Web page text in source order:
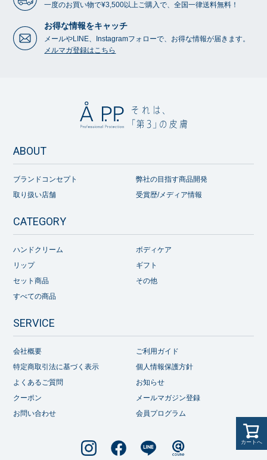
一度のお買い物で¥3,500以上ご購入で、全国一律送料無料！
お得な情報をキャッチ
メールやLINE、Instagramフォローで、お得な情報が届きます。
メルマガ登録はこちら
ABOUT
ブランドコンセプト
弊社の目指す商品開発
取り扱い店舗
受賞歴/メディア情報
CATEGORY
ハンドクリーム
ボディケア
リップ
ギフト
セット商品
その他
すべての商品
SERVICE
会社概要
ご利用ガイド
特定商取引法に基づく表示
個人情報保護方針
よくあるご質問
お知らせ
クーポン
メールマガジン登録
お問い合わせ
会員プログラム
カートへ